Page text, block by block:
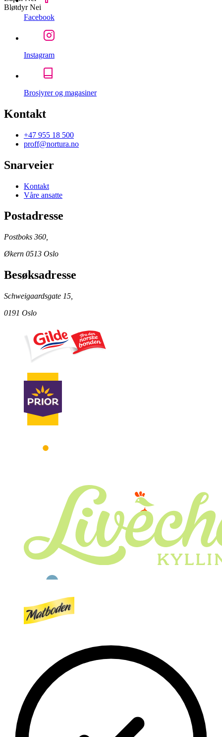
Bløtdyr Nei
Facebook
Instagram
Brosjyrer og magasiner
Kontakt
+47 955 18 500
proff@nortura.no
Snarveier
Kontakt
Våre ansatte
Postadresse
Postboks 360,
Økern 0513 Oslo
Besøksadresse
Schweigaardsgate 15,
0191 Oslo